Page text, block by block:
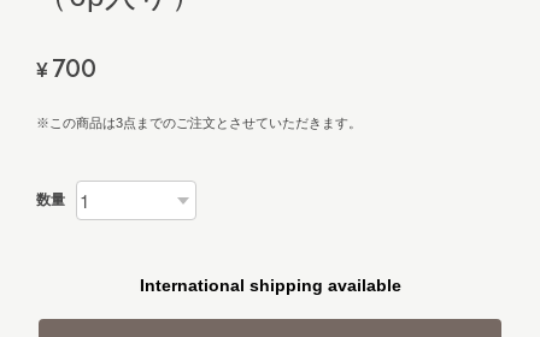
¥700
※この商品は3点までのご注文とさせていただきます。
数量
International shipping available